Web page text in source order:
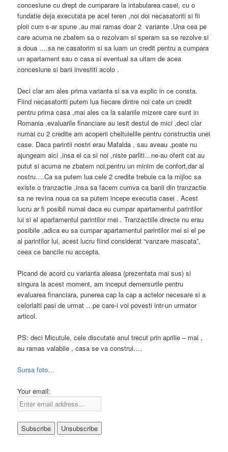
concesiune cu drept de cumparare la intabularea casei, cu o
fundatie deja executata pe acel teren ,noi doi necasatoriti si fii
ploii cum s-ar spune ,au mai ramas doar 2 variante .Una cea pe
care acuma ne zbatem sa o rezolvam si speram sa se rezolve si
a doua ….sa ne casatorim si sa luam un credit pentru a cumpara
un apartament sau o casa si eventual sa uitam de acea
concesiune si bani investiti acolo .
Deci clar am ales prima varianta si sa va explic in ce consta.
Fiind necasatoriti putem lua fiecare dintre noi cate un credit
pentru prima casa ,mai ales ca la salariile mizere care sunt in
Romania ,evaluarile financiare au iesit destul de mici ,deci clar
numai cu 2 credite am acoperii cheltuielile pentru constructia unei
case. Daca parintii nostri erau Mafalda , sau aveau ,poate nu
ajungeam aici ,insa ei ca si noi ,niste parliti…ne-au oferit cat au
putut si acuma ne zbatem noi,pentru un minim de confort,dar al
nostru….Ca sa putem lua cele 2 credite trebuie ca la mijloc sa
existe o tranzactie ,insa sa facem cumva ca banii din tranzactie
sa ne revina noua ca sa putem incepe executia casei . Acest
lucru ar fi posibil numai daca eu cumpar apartamentul parintilor
lui si el apartamentul parintilor mei . Tranzactiile directe nu erau
posibile ,adica eu sa cumpar apartamentul parintilor mei si el pe
al parintilor lui, acest lucru fiind considerat “vanzare mascata”,
ceea ce bancile nu accepta.
Picand de acord cu varianta aleasa (prezentata mai sus) si
singura la acest moment, am inceput demersurile pentru
evaluarea financiara, punerea cap la cap a actelor necesare si a
celorlalti pasi de urmat …pe care-i voi povesti intr-un urmator
articol.
PS: deci Micutule, cele discutate anul trecut prin aprilie – mai ,
au ramas valabile , casa se va construi….
Sursa foto…
Your email: